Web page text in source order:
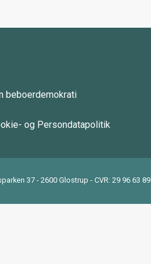
beboerdemokrati
og Persondatapolitik
37 - 2600 Glostrup - CVR: 29 96 63 89